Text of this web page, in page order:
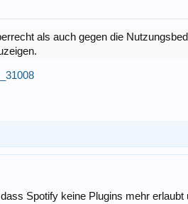
als auch gegen die
Spotify keine Plugins mehr